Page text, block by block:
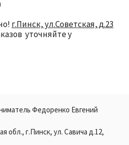
г.Пинск, ул.Советская, д.23
уточняйте у
Федоренко Евгений
обл., г.Пинск, ул. Савича д.12,